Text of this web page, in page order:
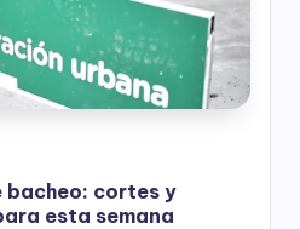
bacheo: cortes y
esta semana